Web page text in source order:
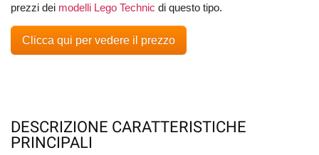
prezzi dei modelli Lego Technic di questo tipo.
Clicca qui per vedere il prezzo
DESCRIZIONE CARATTERISTICHE
PRINCIPALI